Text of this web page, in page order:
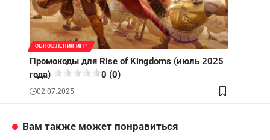
ОБНОВЛЕНИЯ ИГР
Промокоды для Rise of Kingdoms (июль 2025
года)
0 (0)
02.07.2025
Вам также может понравиться